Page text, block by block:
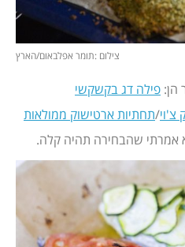
צילום :תומר אפלבאום/הארץ
הן: פילה דג בקשקשי
צ'וי/תחתיות ארטישוק ממולאות
אמרתי שהבחירה תהיה קלה.